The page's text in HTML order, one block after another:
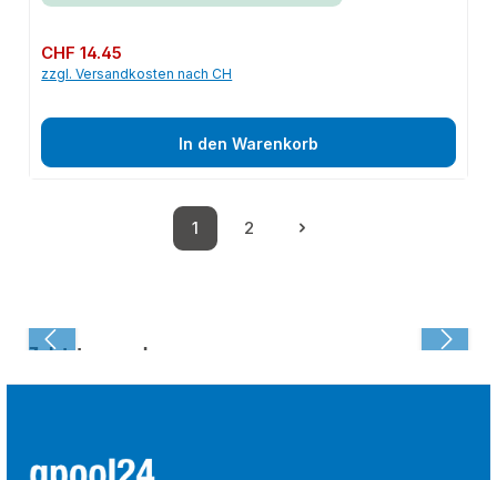
Regulärer Preis:
CHF 14.45
zzgl. Versandkosten nach CH
In den Warenkorb
Seite
1
Seite
2
Zuletzt angesehen: